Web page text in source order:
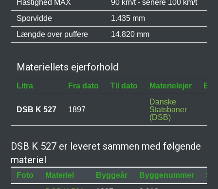
Hastighed MAX
90 km/t - senere 100 km/t
Sporvidde
1.435 mm
Længde over puffere
14.820 mm
Materiellets ejerforhold
Litra Fra dato Til dato Materielejer
DSB K 527 1897
Danske
Statsbaner
(DSB)
DSB K 527 er leveret sammen med følgende
materiel
Foto Materiel Byggeår Byggenummer